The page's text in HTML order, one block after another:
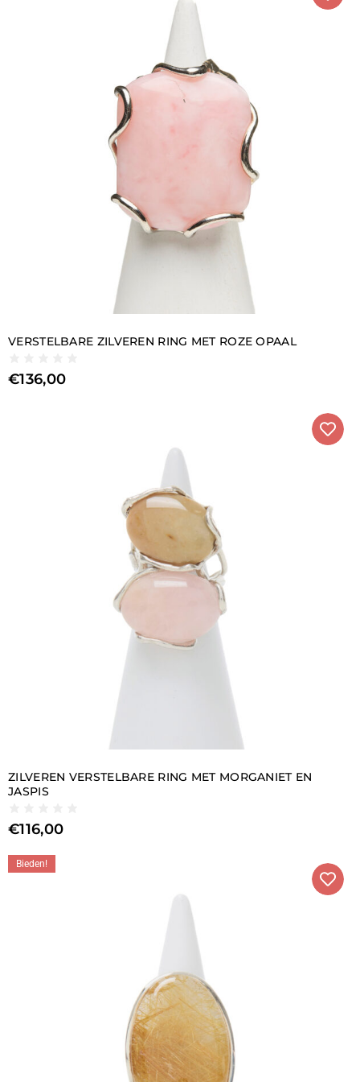
jaren een symbool zijn van de productie van het bedrijf.
Ringen voor dames, Online
Vanaf vandaag is de aankoop van je damesring,
gesigneerd Della Rovere, eindelijk ook online mogelijk.
We bieden je een hele catalogus met producten voor
elke smaak, plus directe hulp voor al je behoeften, om
je winkelervaring bevredigend en uniek te maken.
Je kunt je damesring online kiezen door te bladeren
door tientallen modellen in elke steen, van de warme
tinten van Carneool of Rookkwarts tot de meer
verfijnde tinten van Aquamarijn en Parels.
Er wachten exclusieve modellen op je, gemaakt van
mineralen en halfedelstenen uit alle hoeken van de
wereld, meesterlijk geselecteerd en gevat in zilver om
elke bijzonderheid tot zijn recht te laten komen.
VERSTELBARE ZILVEREN RING MET ROZE OPAAL
€136,00
ZILVEREN VERSTELBARE RING MET MORGANIET EN
JASPIS
€116,00
Bieden!